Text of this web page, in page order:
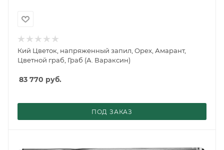
Кий Цветок, напряженный запил, Орех, Амарант,
Цветной граб, Граб (А. Вараксин)
83 770 руб.
ПОД ЗАКАЗ